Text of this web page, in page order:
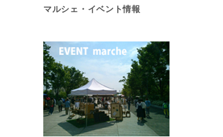
マルシェ・イベント情報